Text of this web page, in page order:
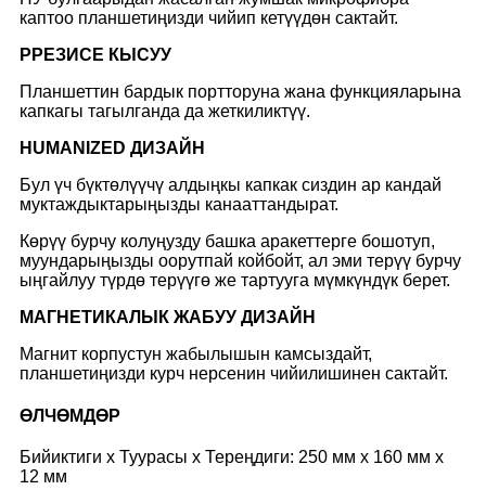
каптоо планшетиңизди чийип кетүүдөн сактайт.
P РЕЗИСЕ КЫСУУ
Планшеттин бардык портторуна жана функцияларына
капкагы тагылганда да жеткиликтүү.
H UMANIZED ДИЗАЙН
Бул үч бүктөлүүчү алдыңкы капкак сиздин ар кандай
муктаждыктарыңызды канааттандырат.
Көрүү бурчу колуңузду башка аракеттерге бошотуп,
муундарыңызды оорутпай койбойт, ал эми терүү бурчу
ыңгайлуу түрдө терүүгө же тартууга мүмкүндүк берет.
MАГНЕТИКАЛЫК ЖАБУУ ДИЗАЙН
Магнит корпустун жабылышын камсыздайт,
планшетиңизди курч нерсенин чийилишинен сактайт.
ӨЛЧӨМДӨР
Бийиктиги x Туурасы x Тереңдиги: 250 мм x 160 мм x
12 мм